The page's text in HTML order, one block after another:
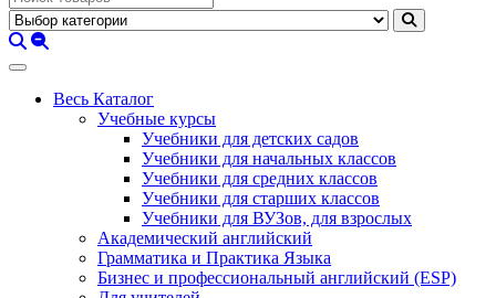
Весь Каталог
Учебные курсы
Учебники для детских садов
Учебники для начальных классов
Учебники для средних классов
Учебники для старших классов
Учебники для ВУЗов, для взрослых
Академический английский
Грамматика и Практика Языка
Бизнес и профессиональный английский (ESP)